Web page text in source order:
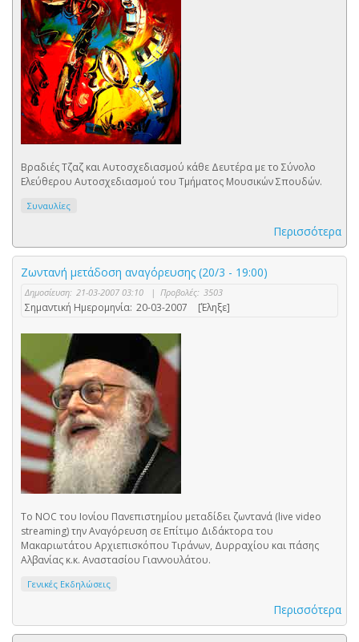
Βραδιές Τζαζ και Αυτοσχεδιασμού κάθε Δευτέρα με το Σύνολο
Ελεύθερου Αυτοσχεδιασμού του Τμήματος Μουσικών Σπουδών.
Συναυλίες
Περισσότερα
Ζωντανή μετάδοση αναγόρευσης (20/3 - 19:00)
Δημοσίευση: 21-03-2007 03:10 | Προβολές: 3503
Σημαντική Ημερομηνία: 20-03-2007 [Έληξε]
Το NOC του Ιονίου Πανεπιστημίου μεταδίδει ζωντανά (live video
streaming) την Αναγόρευση σε Επίτιμο Διδάκτορα του
Μακαριωτάτου Αρχιεπισκόπου Τιράνων, Δυρραχίου και πάσης
Αλβανίας κ.κ. Αναστασίου Γιαννουλάτου.
Γενικές Εκδηλώσεις
Περισσότερα